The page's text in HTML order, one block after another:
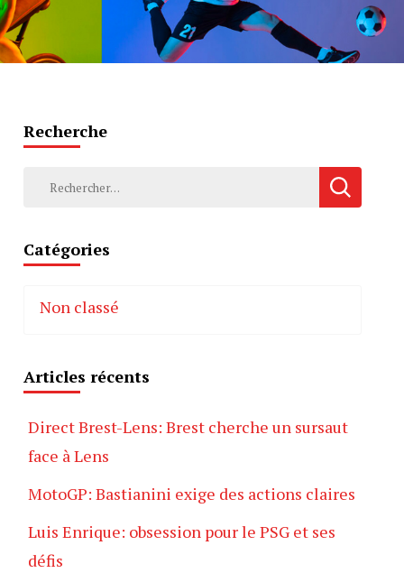
Recherche
Rechercher :
Catégories
Non classé
Articles récents
Direct Brest-Lens: Brest cherche un sursaut
face à Lens
MotoGP: Bastianini exige des actions claires
Luis Enrique: obsession pour le PSG et ses
défis